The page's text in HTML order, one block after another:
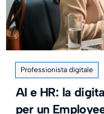
Professionista digitale
AI e HR: la
per un